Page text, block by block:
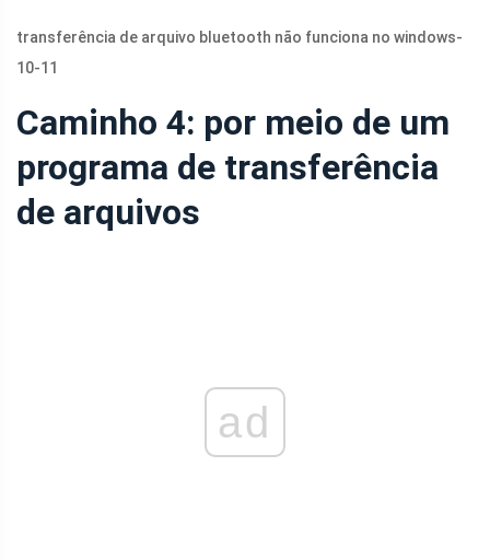
transferência de arquivo bluetooth não funciona no windows-
10-11
Caminho 4: por meio de um
programa de transferência
de arquivos
ad